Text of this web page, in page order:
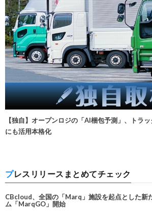
【独自】オープンロジの「AI梱包予測」、トラ
にも活用本格化
プレスリリースまとめてチェック
CBcloud、全国の「Marq」施設を起点とした新
ム「MarqGO」開始